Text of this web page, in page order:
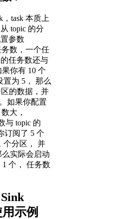
，task 本质上
topic 的分
参数
务数，一个任
任务数还与
你有 10 个
置为 5， 那么
的数据，并
如果你配置
大，
与 topic 的
订阅了 5 个
个分区， 并
么实际会启动
个， 任务数
示例